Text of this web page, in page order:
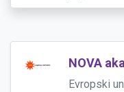
NOVA
Evropski